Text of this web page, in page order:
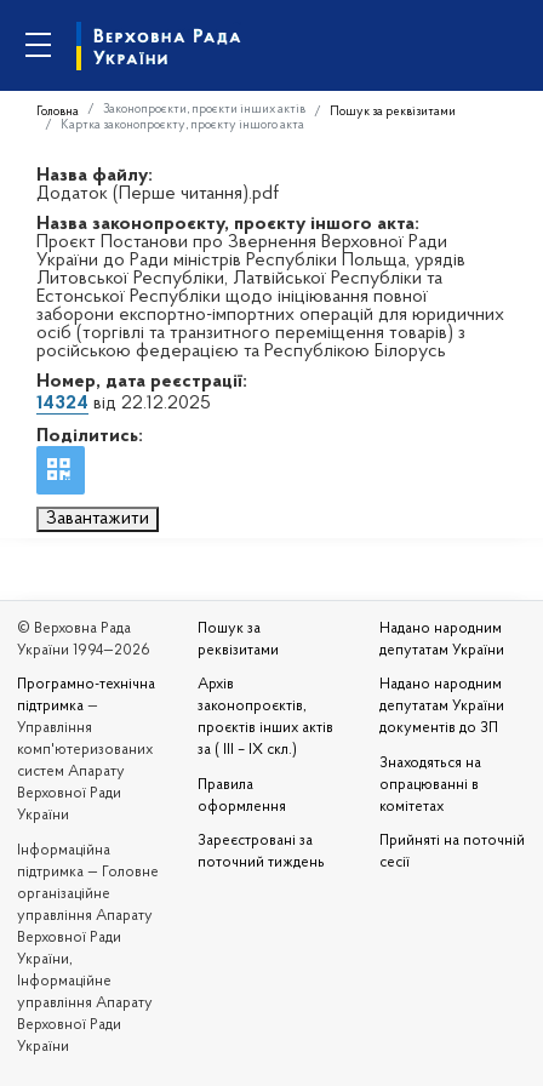
Головна Законопроєкти, проєкти інших актів
Пошук за реквізитами
Картка законопроєкту, проєкту іншого акта
Назва файлу:
Додаток (Перше читання).pdf
Назва законопроєкту, проєкту іншого акта:
Проєкт Постанови про Звернення Верховної Ради
України до Ради міністрів Республіки Польща, урядів
Литовської Республіки, Латвійської Республіки та
Естонської Республіки щодо ініціювання повної
заборони експортно-імпортних операцій для юридичних
осіб (торгівлі та транзитного переміщення товарів) з
російською федерацією та Республікою Білорусь
Номер, дата реєстрації:
14324 від 22.12.2025
Поділитись:
Завантажити
© Верховна Рада
України 1994—2026
Програмно-технічна
підтримка —
Управління
комп'ютеризованих
систем Апарату
Верховної Ради
України
Iнформаційна
підтримка — Головне
організаційне
управління Апарату
Верховної Ради
України,
Інформаційне
управління Апарату
Верховної Ради
України
Пошук за
реквізитами
Архів
законопроєктів,
проєктів інших актів
за ( III – IX скл.)
Правила
оформлення
Зареєстровані за
поточний тиждень
Надано народним
депутатам України
Надано народним
депутатам України
документів до ЗП
Знаходяться на
опрацюванні в
комітетах
Прийняті на поточній
сесії